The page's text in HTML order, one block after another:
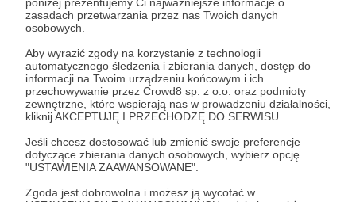
zasadach przetwarzania przez nas Twoich danych
osobowych.
Aby wyrazić zgody na korzystanie z technologii
automatycznego śledzenia i zbierania danych, dostęp do
informacji na Twoim urządzeniu końcowym i ich
przechowywanie przez Crowd8 sp. z o.o. oraz podmioty
zewnętrzne, które wspierają nas w prowadzeniu działalności,
kliknij AKCEPTUJĘ I PRZECHODZĘ DO SERWISU.
Jeśli chcesz dostosować lub zmienić swoje preferencje
dotyczące zbierania danych osobowych, wybierz opcję
"USTAWIENIA ZAAWANSOWANE".
Zgoda jest dobrowolna i możesz ją wycofać w
zacząć. Dla tych, którzy pragną wychowywać
swoje dzieci w zgodzie z naturą i pokazywać im
outdoorowym rodzicem, tak jak ja, to ta
przestrzeń jest dla Ciebie.